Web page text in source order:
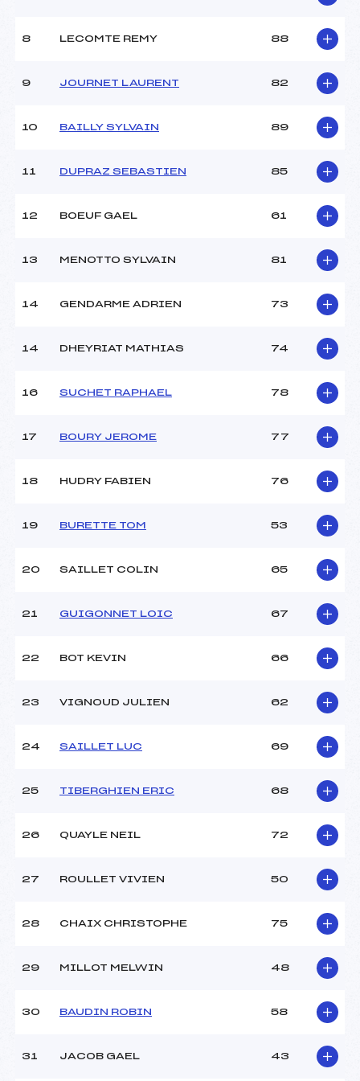
8 LECOMTE REMY 88
9 JOURNET LAURENT 82
10 BAILLY SYLVAIN 89
11 DUPRAZ SEBASTIEN 85
12 BOEUF GAEL 61
13 MENOTTO SYLVAIN 81
14 GENDARME ADRIEN 73
14 DHEYRIAT MATHIAS 74
16 SUCHET RAPHAEL 78
17 BOURY JEROME 77
18 HUDRY FABIEN 76
19 BURETTE TOM 53
20 SAILLET COLIN 65
21 GUIGONNET LOIC 67
22 BOT KEVIN 66
23 VIGNOUD JULIEN 62
24 SAILLET LUC 69
25 TIBERGHIEN ERIC 68
26 QUAYLE NEIL 72
27 ROULLET VIVIEN 50
28 CHAIX CHRISTOPHE 75
29 MILLOT MELWIN 48
30 BAUDIN ROBIN 58
31 JACOB GAEL 43